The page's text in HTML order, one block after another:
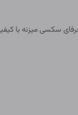
با کیفیت بالا ۳۰۰ مگابایت -